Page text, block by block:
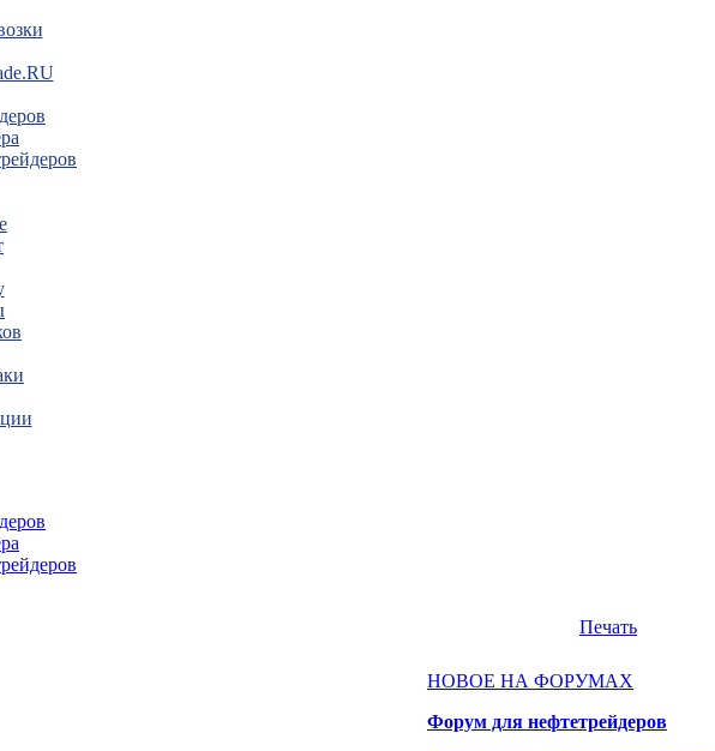
Печать
НОВОЕ НА ФОРУМАХ
Форум для нефтетрейдеров